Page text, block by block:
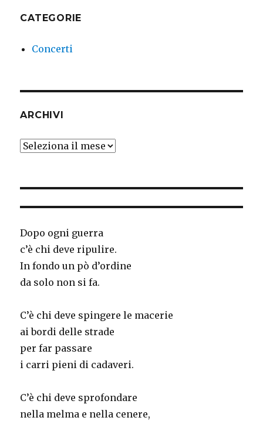
CATEGORIE
Concerti
ARCHIVI
Archivi
Dopo ogni guerra
c’è chi deve ripulire.
In fondo un pò d’ordine
da solo non si fa.
C’è chi deve spingere le macerie
ai bordi delle strade
per far passare
i carri pieni di cadaveri.
C’è chi deve sprofondare
nella melma e nella cenere,